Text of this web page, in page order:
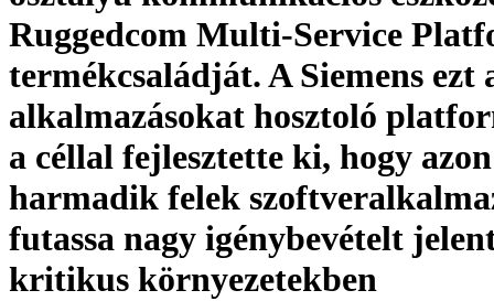
Ruggedcom Multi-Service
termékcsaládját. A Siemens ezt
alkalmazásokat hosztoló
a céllal fejlesztette ki, hogy azon
harmadik felek
futassa nagy igénybevételt
kritikus környezetekben